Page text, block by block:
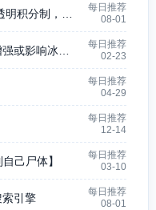
每日推荐
08-01
每日推荐
02-23
每日推荐
04-29
每日推荐
12-14
己尸体】
每日推荐
03-10
索引擎
每日推荐
08-01